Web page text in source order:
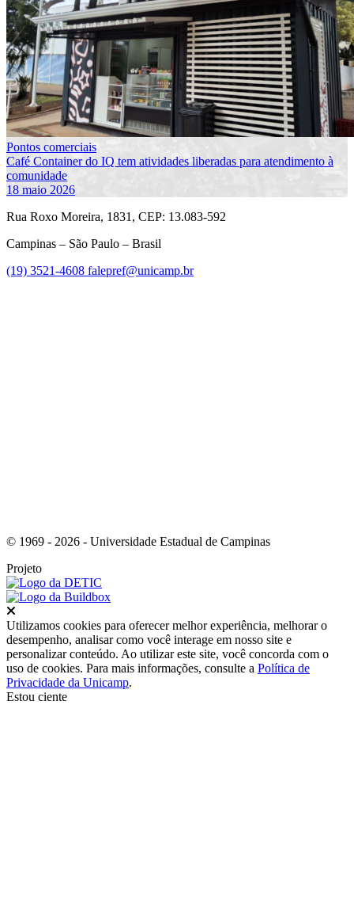
Pontos comerciais
Café Container do IQ tem atividades liberadas para atendimento à
comunidade
18 maio 2026
Rua Roxo Moreira, 1831, CEP: 13.083-592
Campinas – São Paulo – Brasil
(19) 3521-4608 falepref@unicamp.br
© 1969 - 2026 - Universidade Estadual de Campinas
Projeto
Utilizamos cookies para oferecer melhor experiência, melhorar o
desempenho, analisar como você interage em nosso site e
personalizar conteúdo. Ao utilizar este site, você concorda com o
uso de cookies. Para mais informações, consulte a Política de
Privacidade da Unicamp.
Estou ciente